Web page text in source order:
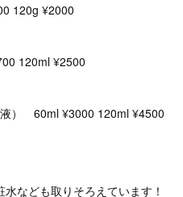
120g ¥2000
120ml ¥2500
液） 60ml ¥3000 120ml ¥4500
なども取りそろえています！